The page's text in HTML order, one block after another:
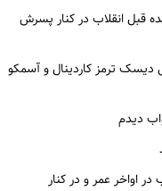
قبل انقلاب در کنار پسرش
ترمز کاردینال و آسمکو
دیدم
اواخر عمر و در کنار